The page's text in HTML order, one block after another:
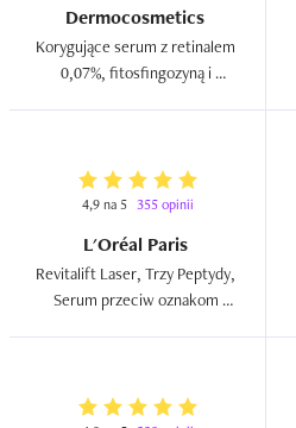
Dermocosmetics
Korygujące serum z retinalem
0,07%, fitosfingozyną i
4,9 na 5 355 opinii
L'Oréal Paris
Revitalift Laser, Trzy Peptydy,
Serum przeciw oznakom